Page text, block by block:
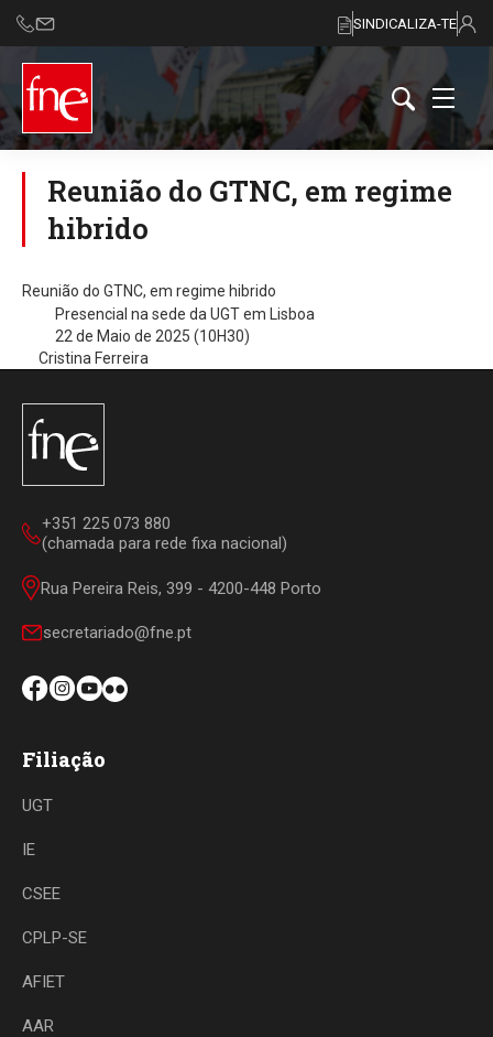
SINDICALIZA-TE
Reunião do GTNC, em regime
hibrido
Reunião do GTNC, em regime hibrido
Presencial na sede da UGT em Lisboa
22 de Maio de 2025 (10H30)
Cristina Ferreira
+351 225 073 880
(chamada para rede fixa nacional)
Rua Pereira Reis, 399 - 4200-448 Porto
secretariado@fne.pt
Filiação
UGT
IE
CSEE
CPLP-SE
AFIET
AAR